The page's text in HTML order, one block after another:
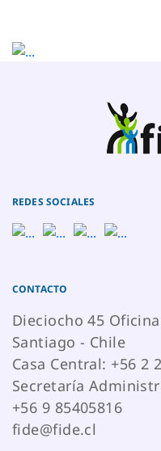
REDES SOCIALES
CONTACTO
Dieciocho 45 Oficina
Santiago - Chile
Casa Central: +56 2
Secretaría
+56 9 85405816
fide@fide.cl